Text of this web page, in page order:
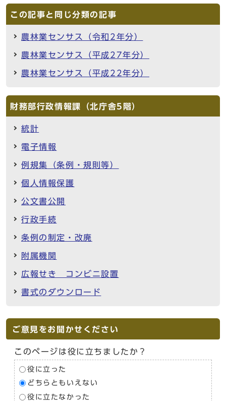
この記事と同じ分類の記事
農林業センサス（令和2年分）
農林業センサス（平成27年分）
農林業センサス（平成22年分）
財務部行政情報課（北庁舎5階）
統計
電子情報
例規集（条例・規則等）
個人情報保護
公文書公開
行政手続
条例の制定・改廃
附属機関
広報せき コンビニ設置
書式のダウンロード
ご意見をお聞かせください
このページは役に立ちましたか？
役に立った
どちらともいえない
役に立たなかった